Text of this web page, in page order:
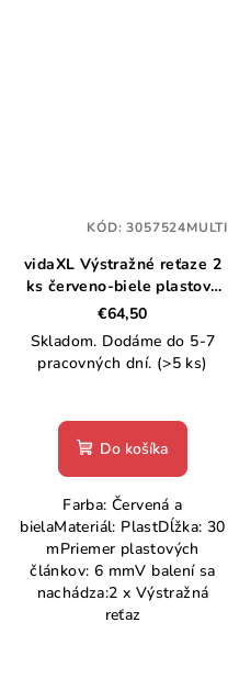
vidaXL Výstražné reťaze 2
ks červeno-biele plastové
30 m
€64,50
Skladom. Dodáme do 5-7
pracovných dní. (>5 ks)
Do košíka
Farba: Červená a
bielaMateriál: PlastDĺžka: 30
mPriemer plastových
článkov: 6 mmV balení sa
nachádza:2 x Výstražná
reťaz
KÓD:3057524MULTI